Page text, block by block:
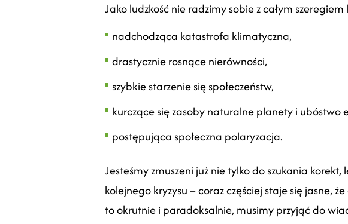
Jako ludzkość nie radzimy sobie z całym
nadchodząca katastrofa klimatyczna,
drastycznie rosnące nierówności,
szybkie starzenie się społeczeństw,
kurczące się zasoby naturalne planety i ubóstwo
postępująca społeczna polaryzacja.
Jesteśmy zmuszeni już nie tylko do szukania
kolejnego kryzysu – coraz częściej staje się jasne,
to okrutnie i paradoksalnie, musimy przyjąć do